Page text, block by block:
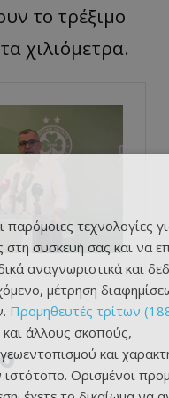
το τρέξιμο
χιλιόμετρα.
παρόμοιες τεχνολογίες
συσκευή σας και να
αναγνωριστικά και
μέτρηση
Προμηθευτές τρίτων
άλλους σκοπούς,
και
Ορισμένοι